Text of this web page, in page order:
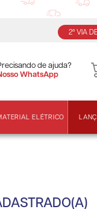
2ª VIA
de ajuda?
WhatsApp
ELÉTRICO